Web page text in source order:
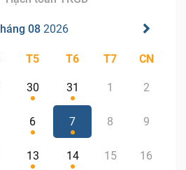
08 2026
T5 T6 T7 CN
30 31 1 2
6 7 8 9
13 14 15 16